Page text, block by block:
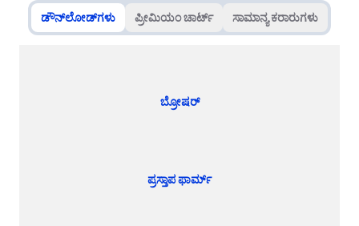
ಡೌನ್‌ಲೋಡ್‌ಗಳು ಪ್ರೀಮಿಯಂ ಚಾರ್ಟ್ ಸಾಮಾನ್ಯ ಕರಾರುಗಳು
ಬ್ರೋಷರ್
ಪ್ರಸ್ತಾಪ ಫಾರ್ಮ್